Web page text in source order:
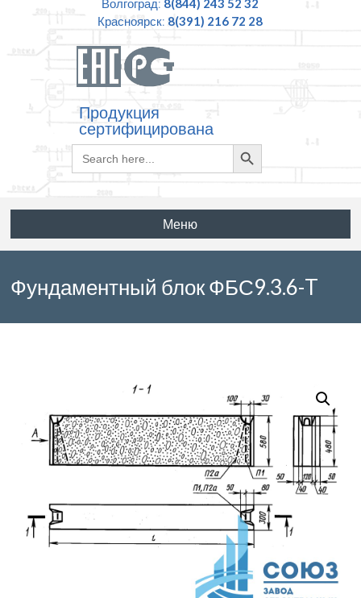
Волгоград: 8(844) 243 52 32
Красноярск: 8(391) 216 72 28
Продукция
сертифицирована
Search
for:
Search
Button
Меню
Фундаментный блок ФБС9.3.6-T